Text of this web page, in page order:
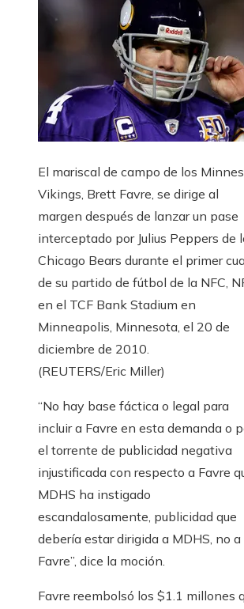
El mariscal de campo de los
Vikings, Brett Favre, se dirige al
margen después de lanzar un pase
interceptado por Julius Peppers de
Chicago Bears durante el primer
de su partido de fútbol de la NFC,
en el TCF Bank Stadium en
Minneapolis, Minnesota, el 20 de
diciembre de 2010.
(REUTERS/Eric Miller)
“No hay base fáctica o legal para
incluir a Favre en esta demanda o
el torrente de publicidad negativa
injustificada con respecto a Favre
MDHS ha instigado
escandalosamente, publicidad que
debería estar dirigida a MDHS, no a
Favre”, dice la moción.
Favre reembolsó los $1.1 millones